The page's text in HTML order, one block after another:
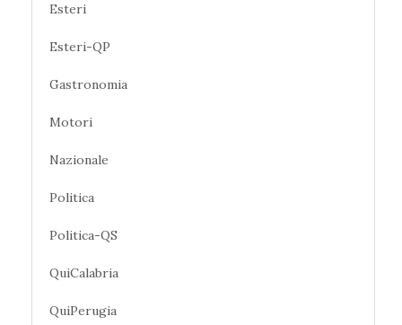
Esteri
Esteri-QP
Gastronomia
Motori
Nazionale
Politica
Politica-QS
QuiCalabria
QuiPerugia